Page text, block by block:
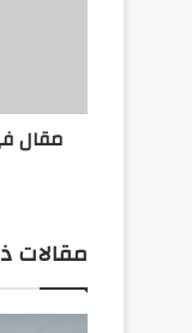
Archiol
مقال
مقالات